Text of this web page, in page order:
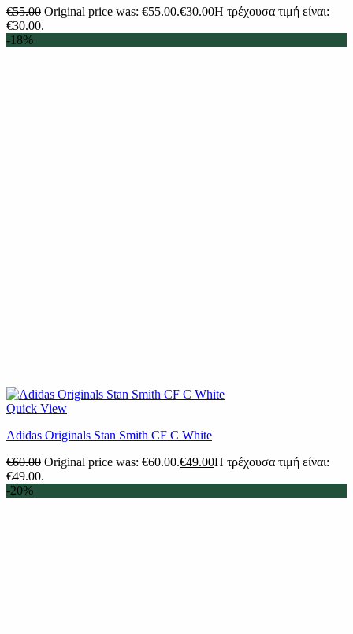
€55.00 Original price was: €55.00.€30.00Η τρέχουσα τιμή είναι:
€30.00.
-18%
Quick View
Adidas Originals Stan Smith CF C White
€60.00 Original price was: €60.00.€49.00Η τρέχουσα τιμή είναι:
€49.00.
-20%